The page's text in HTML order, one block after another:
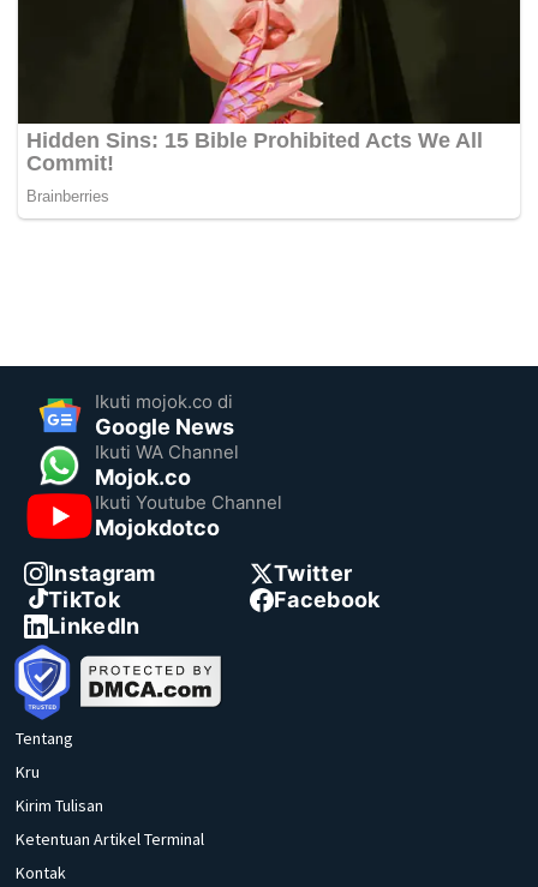
Ikuti mojok.co di
Google News
Ikuti WA Channel
Mojok.co
Ikuti Youtube Channel
Mojokdotco
Instagram
Twitter
TikTok
Facebook
LinkedIn
Tentang
Kru
Kirim Tulisan
Ketentuan Artikel Terminal
Kontak